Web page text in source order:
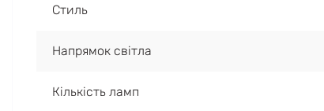
Стиль
Напрямок світла
Кількість ламп